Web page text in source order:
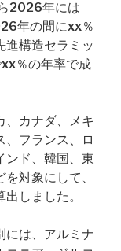
2026年には
年の間にxx％
進構造セラミッ
％の年率で成
、カナダ、メキ
、フランス、ロ
ンド、韓国、東
対象にして、
しました。
には、アルミナ